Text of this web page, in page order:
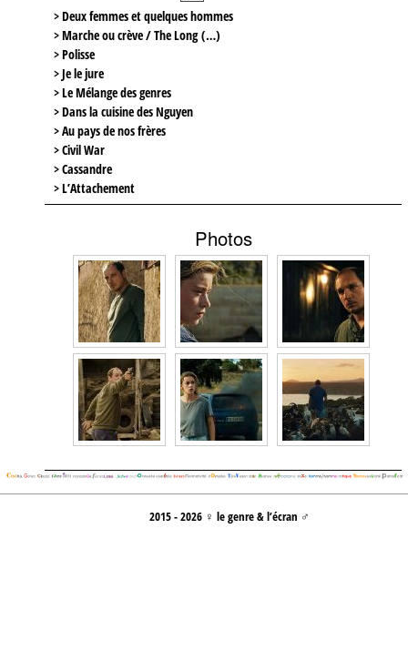
> Deux femmes et quelques hommes
> Marche ou crève / The Long (…)
> Polisse
> Je le jure
> Le Mélange des genres
> Dans la cuisine des Nguyen
> Au pays de nos frères
> Civil War
> Cassandre
> L’Attachement
Photos
2015 - 2026 ♀ le genre & l’écran ♂